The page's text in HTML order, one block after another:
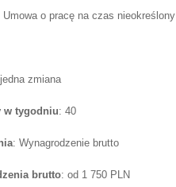
Umowa o pracę na czas nieokreślony
zmiana
w tygodniu: 40
: Wynagrodzenie brutto
brutto: od 1 750 PLN